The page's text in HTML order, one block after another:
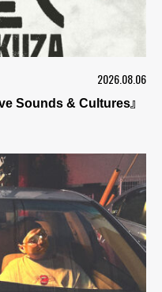
2026.08.06
Sounds & Cultures』